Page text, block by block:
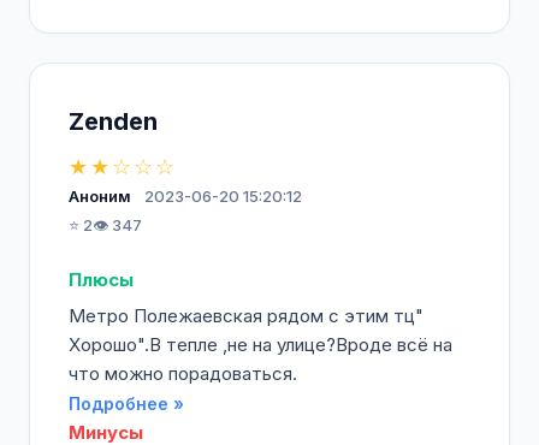
Zenden
★★☆☆☆
Аноним
2023-06-20 15:20:12
⭐ 2👁️ 347
Плюсы
Метро Полежаевская рядом с этим тц"
Хорошо".В тепле ,не на улице?Вроде всё на
что можно порадоваться.
Подробнее »
Минусы